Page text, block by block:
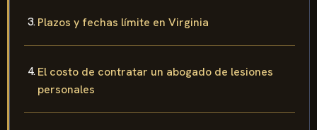
Plazos y fechas límite en Virginia
El costo de contratar un abogado de lesiones
personales